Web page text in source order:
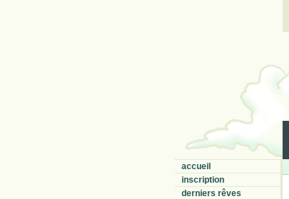
accueil
inscription
derniers rêves